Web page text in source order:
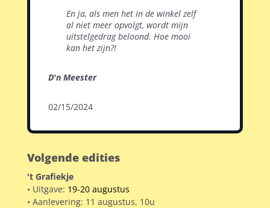
En ja, als men het in de winkel zelf
al niet meer opvolgt, wordt mijn
uitstelgedrag beloond. Hoe mooi
kan het zijn?!
D'n Meester
02/15/2024
Volgende edities
't Grafiekje
• Uitgave: 19-20 augustus
• Aanlevering: 11 augustus, 10u